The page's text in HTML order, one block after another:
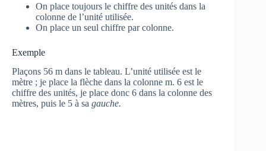
On place toujours le chiffre des unités dans la
colonne de l’unité utilisée.
On place un seul chiffre par colonne.
Exemple
Plaçons 56 m dans le tableau. L’unité utilisée est le
mètre ; je place la flèche dans la colonne m. 6 est le
chiffre des unités, je place donc 6 dans la colonne des
mètres, puis le 5 à sa gauche.